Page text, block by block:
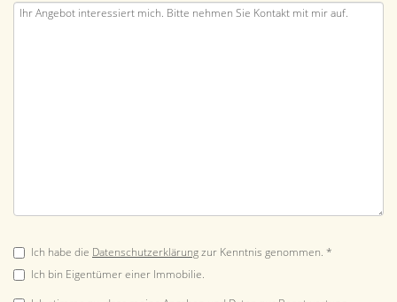
Ich habe die Datenschutzerklärungzur Kenntnis genommen. *
Ich bin Eigentümer einer Immobilie.